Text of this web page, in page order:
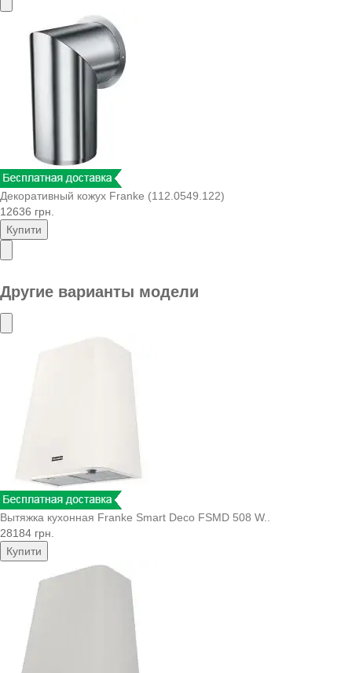
Декоративный кожух Franke (112.0549.122)
12636 грн.
Купити
Другие варианты модели
Вытяжка кухонная Franke Smart Deco FSMD 508 W..
28184 грн.
Купити